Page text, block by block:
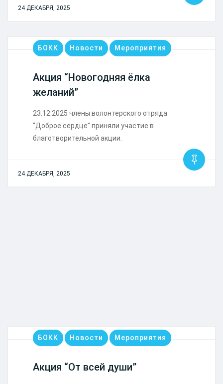
24 ДЕКАБРЯ, 2025
БОКК Новости Мероприятия
Акция “Новогодняя ёлка
желаний”
23.12.2025 члены волонтерского отряда
“Доброе сердце” приняли участие в
благотворительной акции.
24 ДЕКАБРЯ, 2025
БОКК Новости Мероприятия
Акция “От всей души”